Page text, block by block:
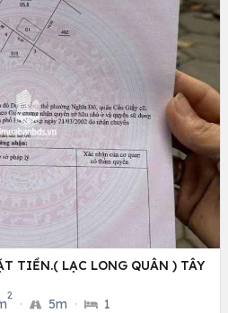
TIỀN.( LẠC LONG QUÂN ) TÂY
2
· 5m · 1